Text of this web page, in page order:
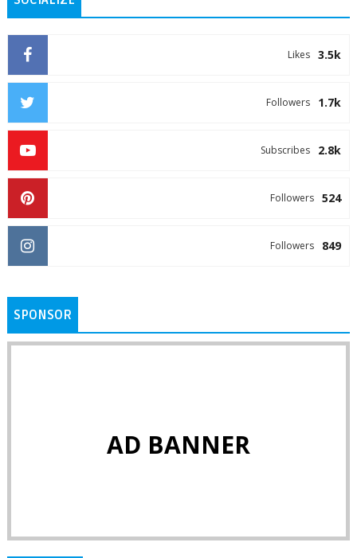
3.5k
Likes
1.7k
Followers
2.8k
Subscribes
524
Followers
849
Followers
SPONSOR
AD BANNER